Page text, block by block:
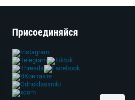
Присоединяйся